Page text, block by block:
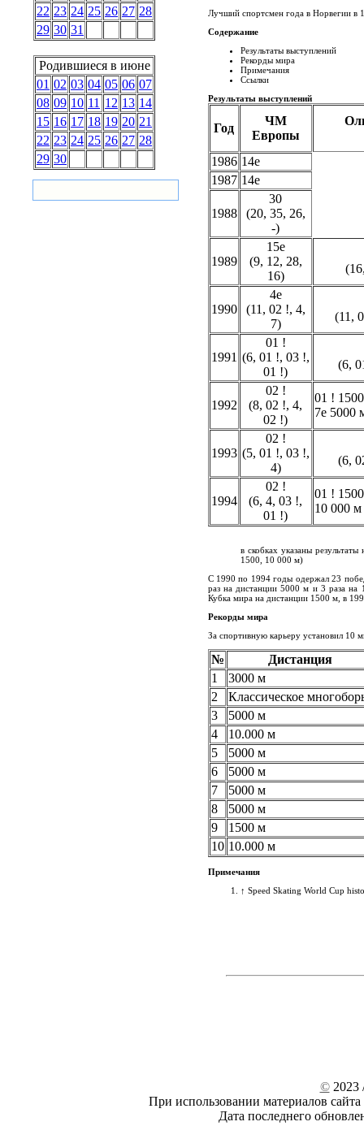
22 23 24 25 26 27 28
29 30 31
Родившиеся в июне
01 02 03 04 05 06 07
08 09 10 11 12 13 14
15 16 17 18 19 20 21
22 23 24 25 26 27 28
29 30
Лучший спортсмен года в Норвегии
Содержание
Результаты выступлений
Рекорды мира
Примечания
Ссылки
Результаты выступлений
Год
ЧМ
Европы
1986 14e
1987 14e
1988
30
(20, 35, 26,
-)
1989
15e
(9, 12, 28,
16)
1990
4e
(11, 02 !, 4,
7)
(11,
1991
01 !
(6, 01 !, 03 !,
01 !)
(6,
1992
02 !
(8, 02 !, 4,
02 !)
01 !
7e 5000
1993
02 !
(5, 01 !, 03 !,
4)
(6,
1994
02 !
(6, 4, 03 !,
01 !)
01 !
10 000 м
в скобках указаны
1500, 10 000 м)
С 1990 по 1994 годы одержал 23
раз на дистанции 5000 м и 3 раза на
Кубка мира на дистанции 1500 м, в
Рекорды мира
За спортивную карьеру установил 10
№
Дистанция
1
3000 м
2
Классическое
3
5000 м
4
10.000 м
5
5000 м
6
5000 м
7
5000 м
8
5000 м
9
1500 м
10 10.000 м
Примечания
↑ Speed Skating World Cup
©2023
При использовании материалов
Дата последнего